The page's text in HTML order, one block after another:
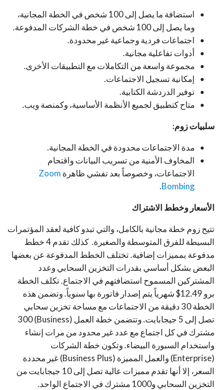
استضافة ما يصل إلى 100 شخص في الخطة المجانية،
وما يصل إلى 100 شخص في خطة الشركات المدفوعة.
اجتماعات فردية وجماعية غير محدودة.
أدوات تفاعلية مجانية.
مجموعة واسعة من التكاملات مع التطبيقات الأخرى.
إمكانية تسجيل الاجتماعات.
توفير الدردشة الكتابية.
متاح كتطبيق لجميع الأنظمة الأساسية، وكمنصة ويب.
سلبيات زوم:
مدة الاجتماعات محدودة في الخطة المجانية.
المخاوف الأمنية من تسريب البيانات واقتحام
الاجتماعات، وخصوصاً بعد تفشي ظاهرة Zoom
Bombing
.
الأسعار وخطط الاشتراك
تتيح زوم خطة مجانية بالكامل، والتي تبدو كافية لعقد المؤتمرات
البسيطة للفرق المتوسطة والصغيرة. كذلك تقدم 4 خطط
مدفوعة بمميزات إضافية. تختلف الخطط المدفوعة عن بعضها
البعض بشكل أساسي بقدرات التخزين السحابي وعدد
المشتركين المسموح استضافتهم في الاجتماع. تكلف الخطة
برو 12.49$ شهرياً يتم إصدار فاتورة بها سنوياً. وتضمن هذه
الخطة 30 دقيقة من الاجتماعات مع مساحة تخزين سحابي
تصل إلى 5 جيجابايت. وتتضمن خطة العمل (Business) 300
مشترك في كل اجتماع مع عدد غير محدود من مرات إنشاء
واستخدام السبورة البيضاء. وتكون خطة الشركات
(Enterprise) والعمل المميزة (Business Plus) غير محددة
السعر، إلا أنها تقدم مميزات عالية تصل إلى 10 جيجابايت من
التخزين السحابي و1000 مشترك في الاجتماع الواحد.